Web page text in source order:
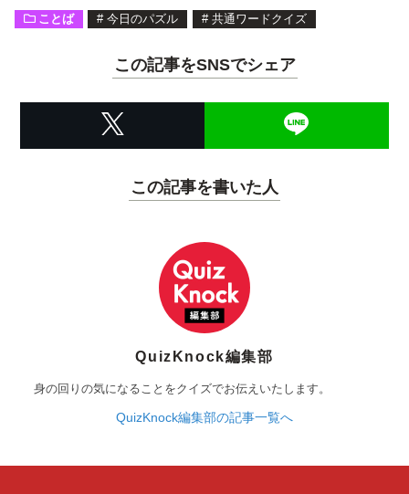
ことば # 今日のパズル # 共通ワードクイズ
この記事をSNSでシェア
この記事を書いた人
QuizKnock編集部
身の回りの気になることをクイズでお伝えいたします。
QuizKnock編集部の記事一覧へ